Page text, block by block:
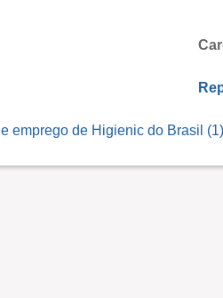
emprego de Higienic do Brasil (1)